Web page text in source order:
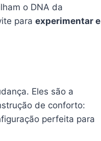
o DNA da
para experimentar e
Eles são a
de conforto:
perfeita para